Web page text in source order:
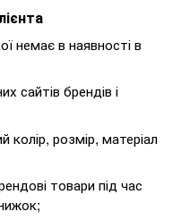
немає в наявності в
сайтів брендів і
колір, розмір, матеріал
товари під час